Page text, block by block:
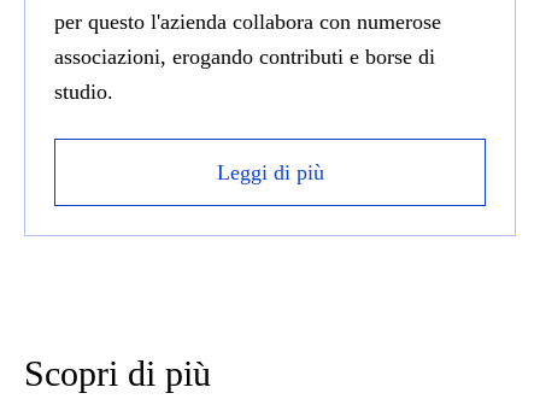
per questo l'azienda collabora con numerose
associazioni, erogando contributi e borse di
studio.
Leggi di più
Scopri di più